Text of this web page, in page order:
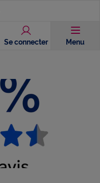
Se connecter Menu